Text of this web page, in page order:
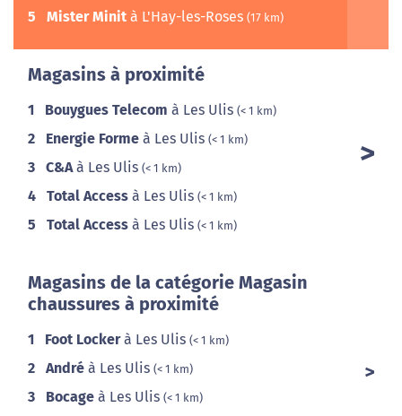
5 Mister Minit à L'Hay-les-Roses (17 km)
Magasins à proximité
1 Bouygues Telecom à Les Ulis (< 1 km)
2 Energie Forme à Les Ulis (< 1 km)
3 C&Aà Les Ulis (< 1 km)
4 Total Access à Les Ulis (< 1 km)
5 Total Access à Les Ulis (< 1 km)
Magasins de la catégorie Magasin
chaussures à proximité
1 Foot Lockerà Les Ulis (< 1 km)
2 André à Les Ulis (< 1 km)
3 Bocage à Les Ulis (< 1 km)